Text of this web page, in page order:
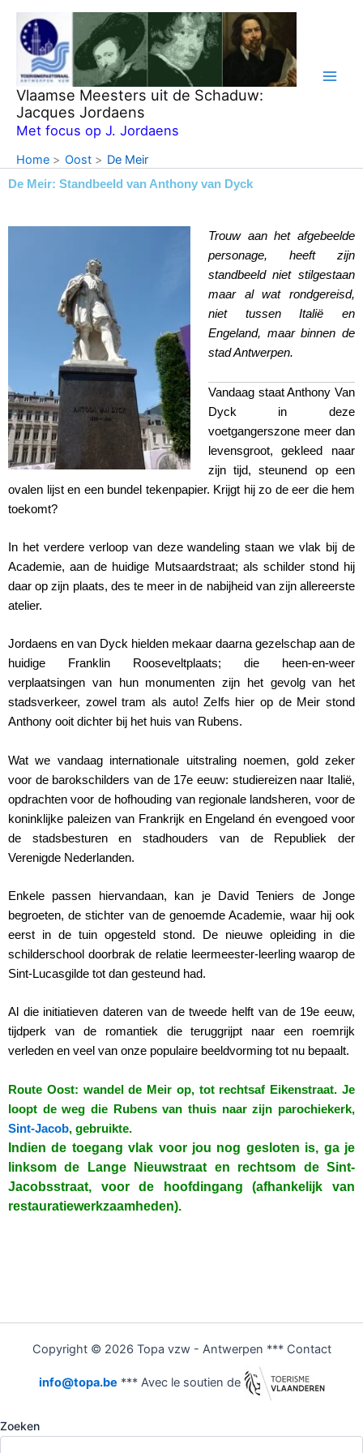
naar
inhoud
Vlaamse Meesters uit de Schaduw:
Jacques Jordaens
Met focus op J. Jordaens
Home Oost De Meir
De Meir: Standbeeld van Anthony van Dyck
Trouw aan het afgebeelde
personage, heeft zijn
standbeeld niet stilgestaan
maar al wat rondgereisd,
niet tussen Italië en
Engeland, maar binnen de
stad Antwerpen.
Vandaag staat Anthony Van
Dyck in deze
voetgangerszone meer dan
levensgroot, gekleed naar
zijn tijd, steunend op een
ovalen lijst en een bundel tekenpapier. Krijgt hij zo de eer die hem
toekomt?
In het verdere verloop van deze wandeling staan we vlak bij de
Academie, aan de huidige Mutsaard­straat; als schilder stond hij
daar op zijn plaats, des te meer in de nabijheid van zijn allereerste
atelier.
Jordaens en van Dyck hielden mekaar daarna gezelschap aan de
huidige Franklin Rooseveltplaats; die heen-en-weer
verplaatsingen van hun monumenten zijn het gevolg van het
stadsverkeer, zowel tram als auto! Zelfs hier op de Meir stond
Anthony ooit dichter bij het huis van Rubens.
Wat we vandaag internationale uitstraling noemen, gold zeker
voor de barokschilders van de 17e eeuw: studiereizen naar Italië,
opdrachten voor de hofhouding van regionale landsheren, voor de
koninklijke paleizen van Frankrijk en Engeland én evengoed voor
de stadsbesturen en stadhouders van de Republiek der
Verenigde Nederlanden.
Enkele passen hiervandaan, kan je David Teniers de Jonge
begroeten, de stichter van de genoemde Academie, waar hij ook
eerst in de tuin opgesteld stond. De nieuwe opleiding in die
schilderschool doorbrak de relatie leermeester-leerling waarop de
Sint-Lucasgilde tot dan gesteund had.
Al die initiatieven dateren van de tweede helft van de 19e eeuw,
tijdperk van de romantiek die teruggrijpt naar een roemrijk
verleden en veel van onze populaire beeldvorming tot nu bepaalt.
Route Oost: wandel de Meir op, tot rechtsaf Eikenstraat. Je
loopt de weg die Rubens van thuis naar zijn parochiekerk,
Sint-Jacob, gebruikte.
Indien de toegang vlak voor jou nog gesloten is, ga je
linksom de Lange Nieuwstraat en rechtsom de Sint-
Jacobsstraat, voor de hoofdingang (afhankelijk van
restauratiewerkzaamheden).
Copyright © 2026 Topa vzw - Antwerpen *** Contact
info@topa.be *** Avec le soutien de
Zoeken